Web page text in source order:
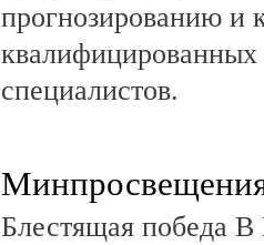
прогнозированию и
квалифицированных
специалистов.
Блестящая победа В